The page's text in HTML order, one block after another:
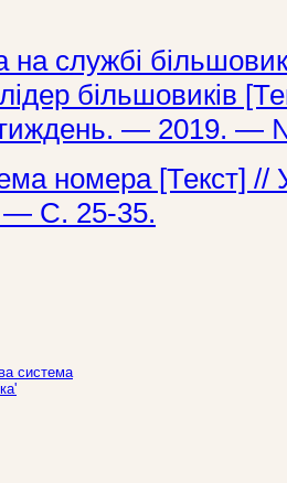
на службі
лідер більшовиків
тиждень. — 2019.
номера [Текст]
С. 25-35.
система